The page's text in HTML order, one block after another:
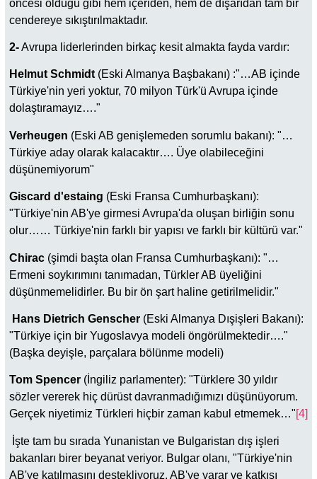
öncesi olduğu gibi hem içeriden, hem de dışarıdan tam bir
cendereye sıkıştırılmaktadır.
2-Avrupa liderlerinden birkaç kesit almakta fayda vardır:
Helmut Schmidt (Eski Almanya Başbakanı) :"…AB içinde
Türkiye'nin yeri yoktur, 70 milyon Türk'ü Avrupa içinde
dolaştıramayız…."
Verheugen (Eski AB genişlemeden sorumlu bakanı): "…
Türkiye aday olarak kalacaktır…. Üye olabileceğini
düşünemiyorum"
Giscard d'estaing (Eski Fransa Cumhurbaşkanı):
"Türkiye'nin AB'ye girmesi Avrupa'da oluşan birliğin sonu
olur…… Türkiye'nin farklı bir yapısı ve farklı bir kültürü var."
Chirac (şimdi başta olan Fransa Cumhurbaşkanı): "…
Ermeni soykırımını tanımadan, Türkler AB üyeliğini
düşünmemelidirler. Bu bir ön şart haline getirilmelidir."
Hans Dietrich Genscher (Eski Almanya Dışişleri Bakanı):
"Türkiye için bir Yugoslavya modeli öngörülmektedir…."
(Başka deyişle, parçalara bölünme modeli)
Tom Spencer (İngiliz parlamenter): "Türklere 30 yıldır
sözler vererek hiç dürüst davranmadığımızı düşünüyorum.
Gerçek niyetimiz Türkleri hiçbir zaman kabul etmemek…"[4]
İşte tam bu sırada Yunanistan ve Bulgaristan dış işleri
bakanları birer beyanat veriyor. Bulgar olanı, "Türkiye'nin
AB'ye katılmasını destekliyoruz. AB'ye yarar ve katkısı